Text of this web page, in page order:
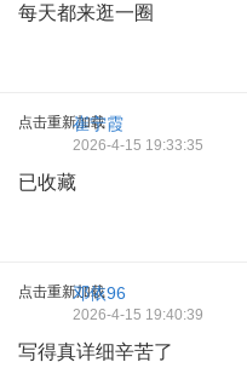
每天都来逛一圈
点击重新加载
崔宁霞
2026-4-15 19:33:35
已收藏
点击重新加载
邓依96
2026-4-15 19:40:39
写得真详细辛苦了